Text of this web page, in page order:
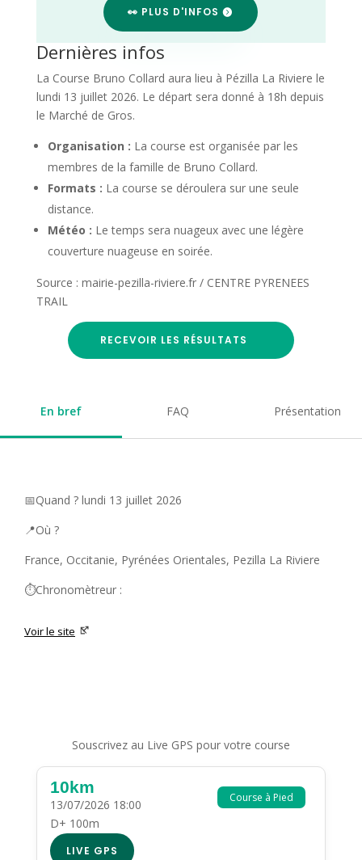
👀 PLUS D'INFOS
Dernières infos
La Course Bruno Collard aura lieu à Pézilla La Riviere le
lundi 13 juillet 2026. Le départ sera donné à 18h depuis
le Marché de Gros.
Organisation : La course est organisée par les
membres de la famille de Bruno Collard.
Formats : La course se déroulera sur une seule
distance.
Météo : Le temps sera nuageux avec une légère
couverture nuageuse en soirée.
Source : mairie-pezilla-riviere.fr / CENTRE PYRENEES
TRAIL
RECEVOIR LES RÉSULTATS
En bref FAQ Présentation
📅Quand ? lundi 13 juillet 2026
📍Où ?
France, Occitanie, Pyrénées Orientales, Pezilla La Riviere
⏱️Chronomètreur :
Voir le site
Souscrivez au Live GPS pour votre course
Course à Pied
10km
13/07/2026 18:00
D+ 100m
LIVE GPS